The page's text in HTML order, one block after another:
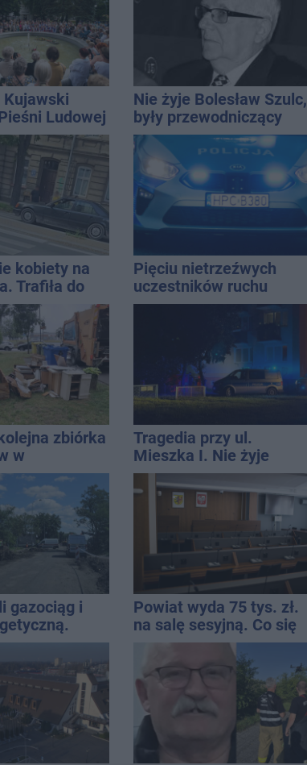
Kujawski
Ludowej
Nie żyje Bolesław Szulc,
były przewodniczący
Rady Miejskiej i
wieloletni dyrektor SP
14
kobiety na
Trafiła do
Pięciu nietrzeźwych
uczestników ruchu
wpadło w ręce policji.
Rekordzista miał 2,6
zbiórka
w
Tragedia przy ul.
Mieszka I. Nie żyje
osoba, która wypadła z
czwartego piętra
gazociąg i
służby
Powiat wyda 75 tys. zł.
na salę sesyjną. Co się
zmieni?